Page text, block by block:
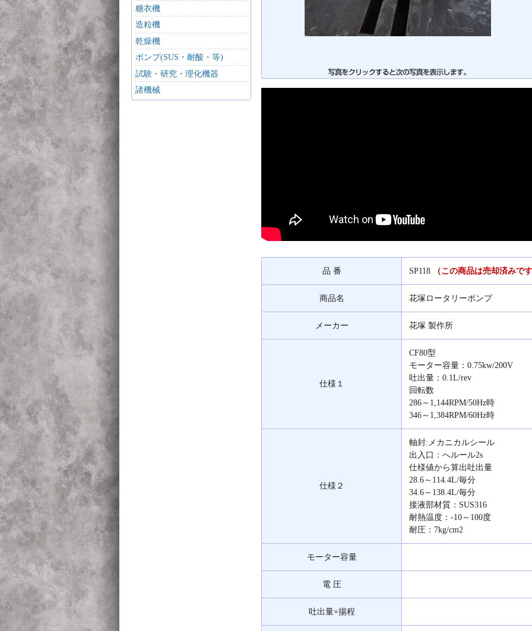
品 番 SP118 （この商品は売却済みで
商品名 花塚ロータリーポンプ
メーカー 花塚 製作所
仕様１
CF80型
モーター容量：0.75kw/200V
吐出量：0.1L/rev
回転数
286～1,144RPM/50Hz時
346～1,384RPM/60Hz時
仕様２
軸封:メカニカルシール
出入口：へルール2s
仕様値から算出吐出量
28.6～114.4L/毎分
34.6～138.4L/毎分
接液部材質：SUS316
耐熱温度：-10～100度
耐圧：7kg/cm2
モーター容量
電 圧
吐出量×揚程
糖衣機
造粒機
乾燥機
ポンプ(SUS・耐酸・等)
試験・研究・理化機器
諸機械